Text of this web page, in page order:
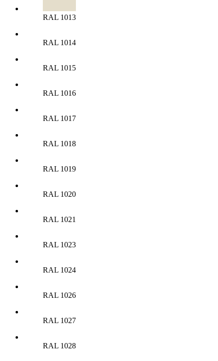
RAL 1013
RAL 1014
RAL 1015
RAL 1016
RAL 1017
RAL 1018
RAL 1019
RAL 1020
RAL 1021
RAL 1023
RAL 1024
RAL 1026
RAL 1027
RAL 1028